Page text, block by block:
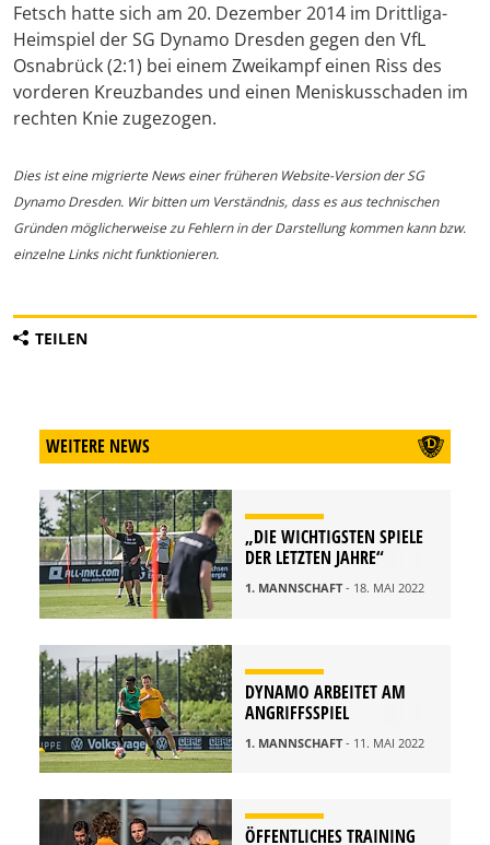
Fetsch hatte sich am 20. Dezember 2014 im Drittliga-
Heimspiel der SG Dynamo Dresden gegen den VfL
Osnabrück (2:1) bei einem Zweikampf einen Riss des
vorderen Kreuzbandes und einen Meniskusschaden im
rechten Knie zugezogen.
Dies ist eine migrierte News einer früheren Website-Version der SG
Dynamo Dresden. Wir bitten um Verständnis, dass es aus technischen
Gründen möglicherweise zu Fehlern in der Darstellung kommen kann bzw.
einzelne Links nicht funktionieren.
TEILEN
WEITERE NEWS
„DIE WICHTIGSTEN SPIELE
DER LETZTEN JAHRE“
1. MANNSCHAFT- 18. MAI 2022
DYNAMO ARBEITET AM
ANGRIFFSSPIEL
1. MANNSCHAFT- 11. MAI 2022
ÖFFENTLICHES TRAINING